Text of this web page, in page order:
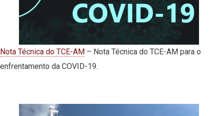
Nota Técnica do TCE-AM – Nota Técnica do TCE-AM para o
enfrentamento da COVID-19.